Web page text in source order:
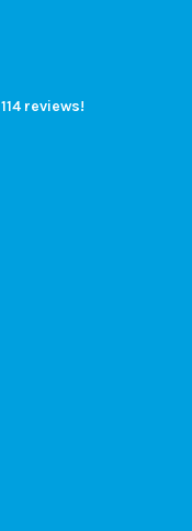
114 reviews!